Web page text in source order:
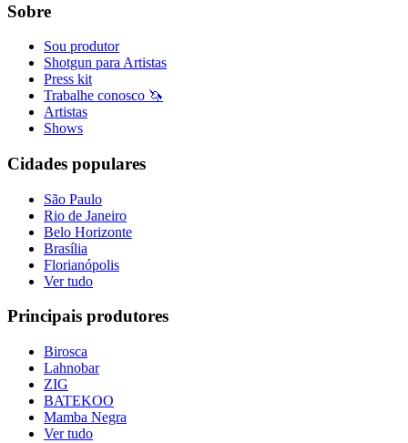
Sobre
Sou produtor
Shotgun para Artistas
Press kit
Trabalhe conosco 🦄
Artistas
Shows
Cidades populares
São Paulo
Rio de Janeiro
Belo Horizonte
Brasília
Florianópolis
Ver tudo
Principais produtores
Birosca
Lahnobar
ZIG
BATEKOO
Mamba Negra
Ver tudo